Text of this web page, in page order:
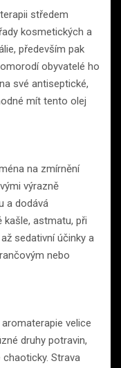
středem
kosmetických a
především pak
obyvatelé ho
své antiseptické,
mít tento olej
na zmírnění
výrazně
a dodává
kašle, astmatu, při
sedativní účinky a
nebo
velice
druhy potravin,
Strava